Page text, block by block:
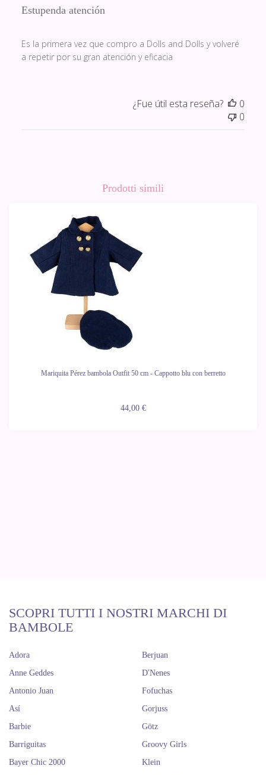
Estupenda atención
Es la primera vez que compro a Dolls and Dolls y volveré
a repetir por su gran atención y eficacia
¿Fue útil esta reseña?
0
0
Prodotti simili
Mariquita Pérez bambola Outfit 50 cm - Cappotto blu con berretto
44,00 €
SCOPRI TUTTI I NOSTRI MARCHI DI
BAMBOLE
Adora
Anne Geddes
Antonio Juan
Así
Barbie
Barriguitas
Bayer Chic 2000
Berjuan
D'Nenes
Fofuchas
Gorjuss
Götz
Groovy Girls
Klein